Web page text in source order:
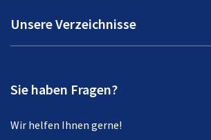
Unsere Verzeichnisse
Sie haben Fragen?
Wir helfen Ihnen gerne!